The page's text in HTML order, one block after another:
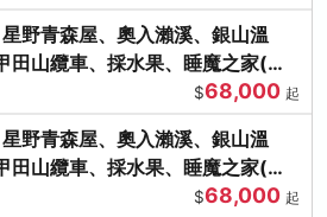
野青森屋、奧入瀨溪、銀山溫
田山纜車、採水果、睡魔之家(不
$68,000 起
野青森屋、奧入瀨溪、銀山溫
田山纜車、採水果、睡魔之家(不
$68,000 起